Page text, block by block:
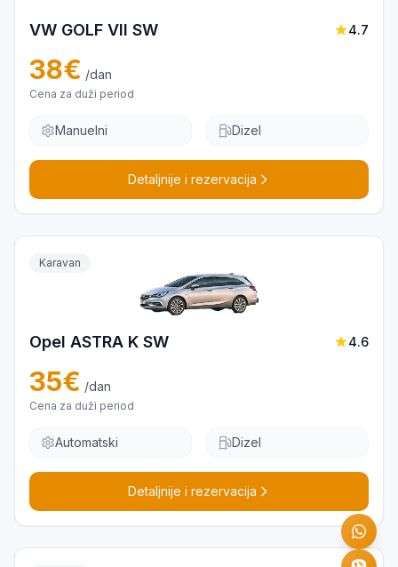
VW GOLF VII SW 4.7
38€ /dan
Cena za duži period
Manuelni Dizel
Detaljnije i rezervacija
Karavan
Opel ASTRA K SW 4.6
35€ /dan
Cena za duži period
Automatski Dizel
Detaljnije i rezervacija